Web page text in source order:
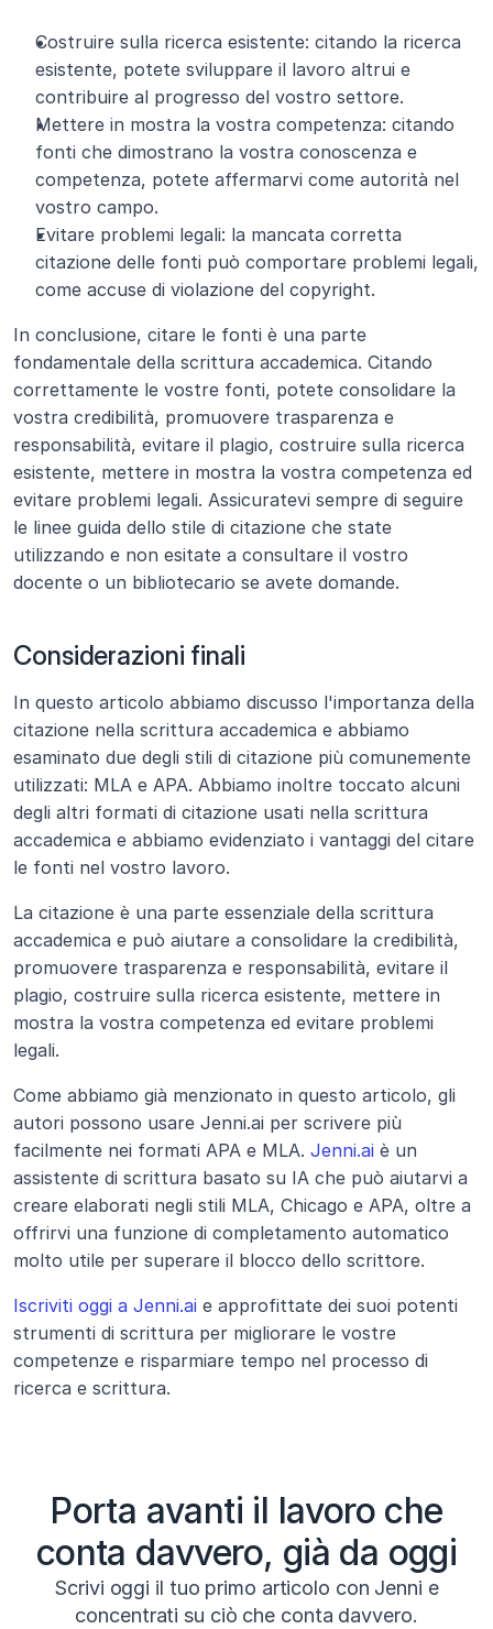
Costruire sulla ricerca esistente: citando la ricerca
esistente, potete sviluppare il lavoro altrui e
contribuire al progresso del vostro settore.
Mettere in mostra la vostra competenza: citando
fonti che dimostrano la vostra conoscenza e
competenza, potete affermarvi come autorità nel
vostro campo.
Evitare problemi legali: la mancata corretta
citazione delle fonti può comportare problemi legali,
come accuse di violazione del copyright.
In conclusione, citare le fonti è una parte
fondamentale della scrittura accademica. Citando
correttamente le vostre fonti, potete consolidare la
vostra credibilità, promuovere trasparenza e
responsabilità, evitare il plagio, costruire sulla ricerca
esistente, mettere in mostra la vostra competenza ed
evitare problemi legali. Assicuratevi sempre di seguire
le linee guida dello stile di citazione che state
utilizzando e non esitate a consultare il vostro
docente o un bibliotecario se avete domande.
Considerazioni finali
In questo articolo abbiamo discusso l'importanza della
citazione nella scrittura accademica e abbiamo
esaminato due degli stili di citazione più comunemente
utilizzati: MLA e APA. Abbiamo inoltre toccato alcuni
degli altri formati di citazione usati nella scrittura
accademica e abbiamo evidenziato i vantaggi del citare
le fonti nel vostro lavoro.
La citazione è una parte essenziale della scrittura
accademica e può aiutare a consolidare la credibilità,
promuovere trasparenza e responsabilità, evitare il
plagio, costruire sulla ricerca esistente, mettere in
mostra la vostra competenza ed evitare problemi
legali.
Come abbiamo già menzionato in questo articolo, gli
autori possono usare Jenni.ai per scrivere più
facilmente nei formati APA e MLA. Jenni.ai è un
assistente di scrittura basato su IA che può aiutarvi a
creare elaborati negli stili MLA, Chicago e APA, oltre a
offrirvi una funzione di completamento automatico
molto utile per superare il blocco dello scrittore.
Iscriviti oggi a Jenni.ai e approfittate dei suoi potenti
strumenti di scrittura per migliorare le vostre
competenze e risparmiare tempo nel processo di
ricerca e scrittura.
Porta avanti il lavoro che
conta davvero, già da oggi
Scrivi oggi il tuo primo articolo con Jenni e
concentrati su ciò che conta davvero.